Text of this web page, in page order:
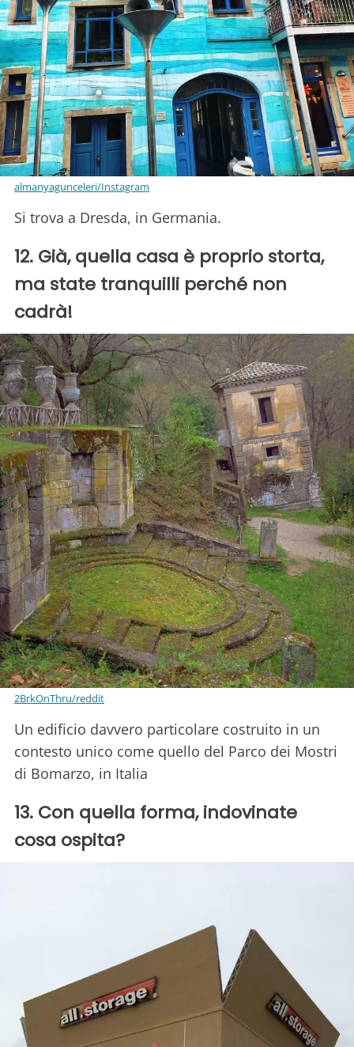
almanyagunceleri/Instagram
Si trova a Dresda, in Germania.
12. Già, quella casa è proprio storta,
ma state tranquilli perché non
cadrà!
2BrkOnThru/reddit
Un edificio davvero particolare costruito in un
contesto unico come quello del Parco dei Mostri
di Bomarzo, in Italia
13. Con quella forma, indovinate
cosa ospita?